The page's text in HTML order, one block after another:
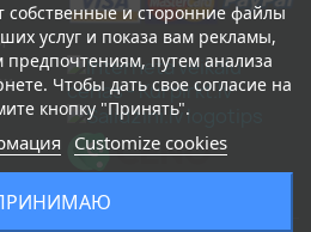
собственные и сторонние файлы
услуг и показа вам рекламы,
предпочтениям, путем анализа
. Чтобы дать свое согласие на
кнопку "Принять".
Customize cookies